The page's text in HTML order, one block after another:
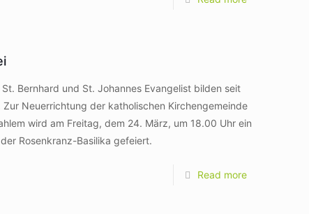
Bernhard und St. Johannes Evangelist bilden seit
Neuerrichtung der katholischen Kirchengemeinde
wird am Freitag, dem 24. März, um 18.00 Uhr ein
Rosenkranz-Basilika gefeiert.
Read more